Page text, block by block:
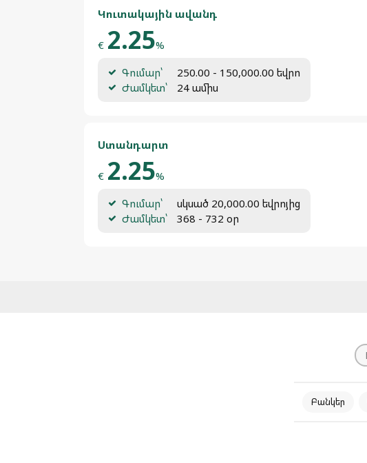
Կուտակային ավանդ
€ 2.25%
Գումար՝
250.00 - 150,000.00 եվրո
Ժամկետ՝
24 ամիս
Ստանդարտ
€ 2.25%
Գումար՝
սկսած 20,000.00 եվրոյից
Ժամկետ՝
368 - 732 օր
Բանկեր